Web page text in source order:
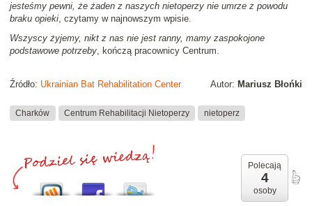
jesteśmy pewni, że żaden z naszych nietoperzy nie umrze z powodu
braku opieki, czytamy w najnowszym wpisie.
Wszyscy żyjemy, nikt z nas nie jest ranny, mamy zaspokojone
podstawowe potrzeby, kończą pracownicy Centrum.
Autor: Mariusz Błońki
Źródło: Ukrainian Bat Rehabilitation Center
Charków Centrum Rehabilitacji Nietoperzy nietoperz
Polecają
4
osoby